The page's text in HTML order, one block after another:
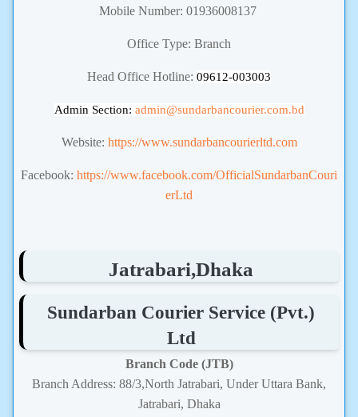
Mobile Number: 01936008137
Office Type: Branch
Head Office Hotline: 09612-003003
Admin Section: admin@sundarbancourier.com.bd
Website: https://www.sundarbancourierltd.com
Facebook: https://www.facebook.com/OfficialSundarbanCouri
erLtd
Jatrabari,Dhaka
Sundarban Courier Service (Pvt.)
Ltd
Branch Code (JTB)
Branch Address: 88/3,North Jatrabari, Under Uttara Bank,
Jatrabari, Dhaka